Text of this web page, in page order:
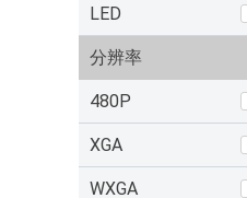
LED
分辨率
480P
XGA
WXGA